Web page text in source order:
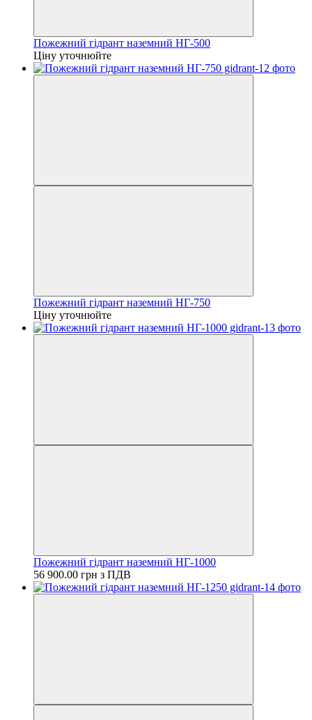
Пожежний гідрант наземний НГ-500
Ціну уточнюйте
Пожежний гідрант наземний НГ-750
Ціну уточнюйте
Пожежний гідрант наземний НГ-1000
56 900.00 грн з ПДВ